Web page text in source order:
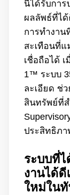
นี้ได้รับการ
ผลลัพธ์ที่ไ
การทำงาน
สะเทือนที่แ
เชื่อถือได้
1™ ระบบ
ละเอียด ช่
สินทรัพย์ที่
ประสิทธิภา
ระบบที่
งานได้ดี
ใหม่ใน